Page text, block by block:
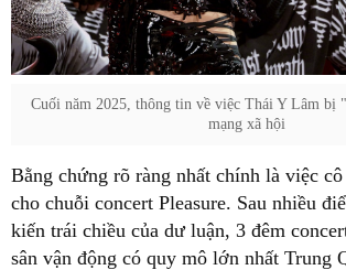
Cuối năm 2025, thông tin về việc Thái Y Lâm bị
mạng xã hội
Bằng chứng rõ ràng nhất chính là việc
cho chuỗi concert Pleasure. Sau nhiều
kiến trái chiều của dư luận, 3 đêm
sân vận động có quy mô lớn nhất Trung